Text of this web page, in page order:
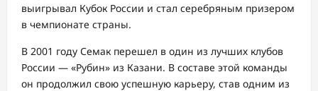
выигрывал Кубок России и стал серебряным призером
в чемпионате страны.
В 2001 году Семак перешел в один из лучших клубов
России — «Рубин» из Казани. В составе этой команды
он продолжил свою успешную карьеру, став одним из